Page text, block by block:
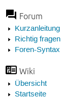
Forum
Kurzanleitung
Richtig fragen
Foren-Syntax
Wiki
Übersicht
Startseite